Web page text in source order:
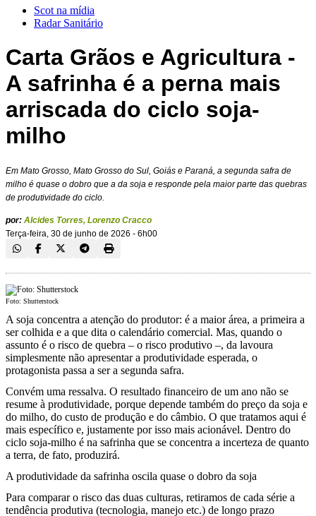
Scot na mídia
Radar Sanitário
Carta Grãos e Agricultura -
A safrinha é a perna mais
arriscada do ciclo soja-
milho
Em Mato Grosso, Mato Grosso do Sul, Goiás e Paraná, a segunda safra de
milho é quase o dobro que a da soja e responde pela maior parte das quebras
de produtividade do ciclo.
por: Alcides Torres, Lorenzo Cracco
Terça-feira, 30 de junho de 2026 - 6h00
Foto: Shutterstock
A soja concentra a atenção do produtor: é a maior área, a primeira a
ser colhida e a que dita o calendário comercial. Mas, quando o
assunto é o risco de quebra – o risco produtivo –, da lavoura
simplesmente não apresentar a produtividade esperada, o
protagonista passa a ser a segunda safra.
Convém uma ressalva. O resultado financeiro de um ano não se
resume à produtividade, porque depende também do preço da soja e
do milho, do custo de produção e do câmbio. O que tratamos aqui é
mais específico e, justamente por isso mais acionável. Dentro do
ciclo soja-milho é na safrinha que se concentra a incerteza de quanto
a terra, de fato, produzirá.
A produtividade da safrinha oscila quase o dobro da soja
Para comparar o risco das duas culturas, retiramos de cada série a
tendência produtiva (tecnologia, manejo etc.) de longo prazo